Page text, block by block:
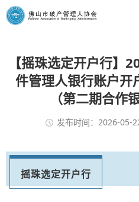
【摇珠选定开户行】
件管理人银行账户开
（第二期合作
发布时间：2026-05-
摇珠选定开户行